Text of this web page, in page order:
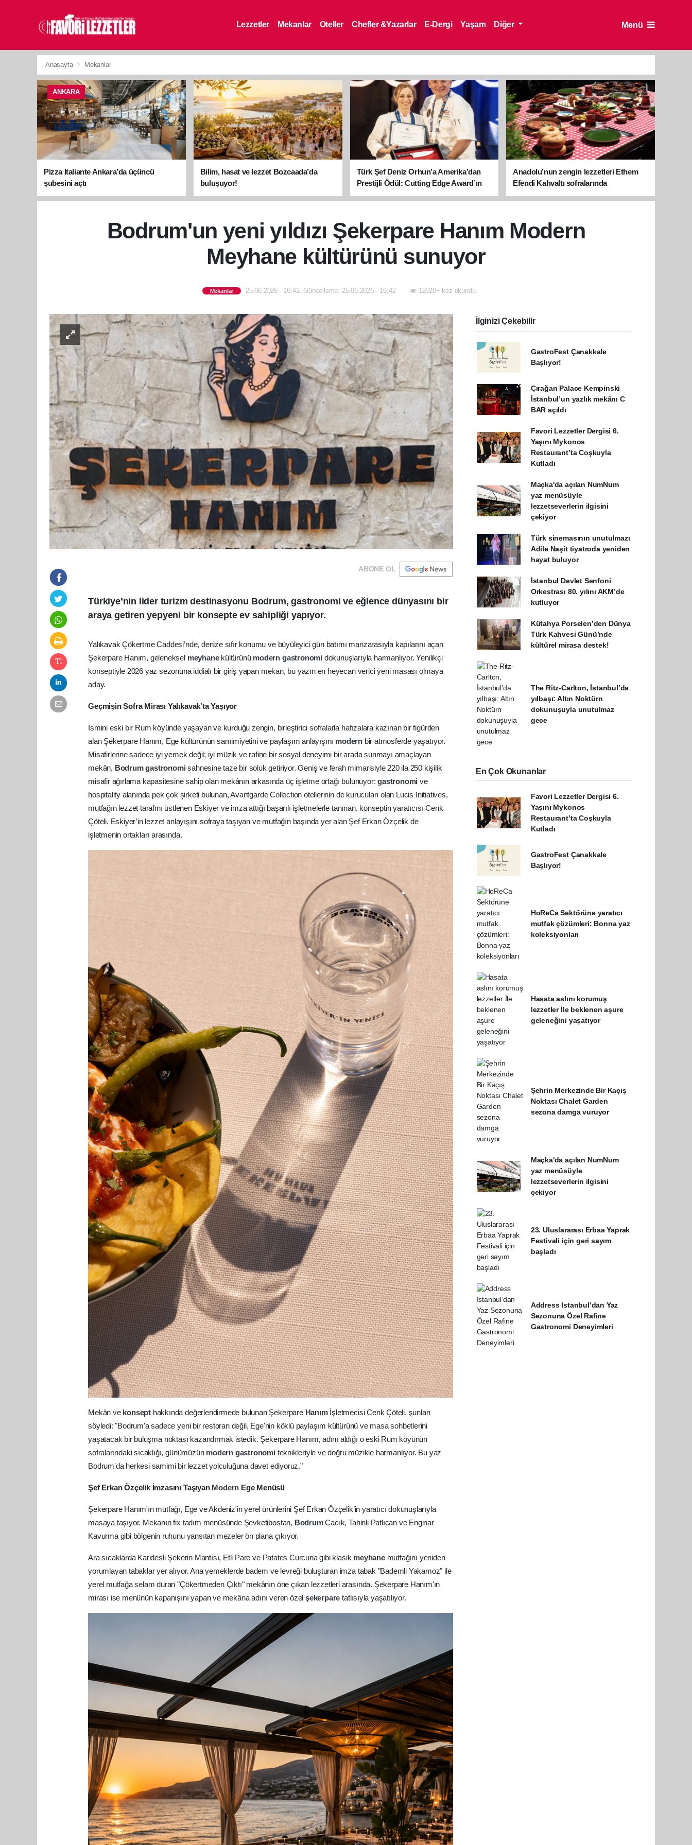
Lezzetler Mekanlar Oteller Chefler &Yazarlar E-Dergi Yaşam Diğer Menü
Anasayfa Mekanlar
ANKARA
Pizza Italiante Ankara’da üçüncü
şubesini açtı
Bilim, hasat ve lezzet Bozcaada’da
buluşuyor!
Türk Şef Deniz Orhun’a Amerika’dan
Prestijli Ödül: Cutting Edge Award’ın
sahibi oldu
Anadolu’nun zengin lezzetleri Ethem
Efendi Kahvaltı sofralarında
Bodrum'un yeni yıldızı Şekerpare Hanım Modern
Meyhane kültürünü sunuyor
Mekanlar 25.06.2026 - 16:42, Güncelleme: 25.06.2026 - 16:42 12620+ kez okundu.
ABONE OL
Türkiye’nin lider turizm destinasyonu Bodrum, gastronomi ve eğlence dünyasını bir
araya getiren yepyeni bir konsepte ev sahipliği yapıyor.
Yalıkavak Çökertme Caddesi’nde, denize sıfır konumu ve büyüleyici gün batımı manzarasıyla kapılarını açan
Şekerpare Hanım, geleneksel meyhane kültürünü modern gastronomi dokunuşlarıyla harmanlıyor. Yenilikçi
konseptiyle 2026 yaz sezonuna iddialı bir giriş yapan mekan, bu yazın en heyecan verici yeni masası olmaya
aday.
Geçmişin Sofra Mirası Yalıkavak'ta Yaşıyor
İsmini eski bir Rum köyünde yaşayan ve kurduğu zengin, birleştirici sofralarla hafızalara kazınan bir figürden
alan Şekerpare Hanım, Ege kültürünün samimiyetini ve paylaşım anlayışını modern bir atmosferde yaşatıyor.
Misafirlerine sadece iyi yemek değil; iyi müzik ve rafine bir sosyal deneyimi bir arada sunmayı amaçlayan
mekân, Bodrumgastronomisahnesine taze bir soluk getiriyor. Geniş ve ferah mimarisiyle 220 ila 250 kişilik
misafir ağırlama kapasitesine sahip olan mekânın arkasında üç işletme ortağı bulunuyor:gastronomive
hospitality alanında pek çok şirketi bulunan, Avantgarde Collection otellerinin de kurucuları olan Lucis Initiatives,
mutfağın lezzet tarafını üstlenen Eskiyer ve imza attığı başarılı işletmelerle tanınan, konseptin yaratıcısı Cenk
Çöteli. Eskiyer’in lezzet anlayışını sofraya taşıyan ve mutfağın başında yer alan Şef Erkan Özçelik de
işletmenin ortakları arasında.
Mekân ve konsept hakkında değerlendirmede bulunan Şekerpare Hanım İşletmecisi Cenk Çöteli, şunları
söyledi: "Bodrum'a sadece yeni bir restoran değil, Ege'nin köklü paylaşım kültürünü ve masa sohbetlerini
yaşatacak bir buluşma noktası kazandırmak istedik. Şekerpare Hanım, adını aldığı o eski Rum köyünün
sofralarındaki sıcaklığı, günümüzün modern gastronomi teknikleriyle ve doğru müzikle harmanlıyor. Bu yaz
Bodrum'da herkesi samimi bir lezzet yolculuğuna davet ediyoruz."
Şef Erkan Özçelik İmzasını Taşıyan Modern Ege Menüsü
Şekerpare Hanım'ın mutfağı, Ege ve Akdeniz'in yerel ürünlerini Şef Erkan Özçelik’in yaratıcı dokunuşlarıyla
masaya taşıyor. Mekanın fix tadım menüsünde Şevketibostan, BodrumCacık, Tahinli Patlıcan ve Enginar
Kavurma gibi bölgenin ruhunu yansıtan mezeler ön plana çıkıyor.
Ara sıcaklarda Karidesli Şekerin Mantısı, Etli Pare ve Patates Curcuna gibi klasik meyhane mutfağını yeniden
yorumlayan tabaklar yer alıyor. Ana yemeklerde badem ve levreği buluşturan imza tabak "Bademli Yakamoz" ile
yerel mutfağa selam duran "Çökertmeden Çıktı" mekânın öne çıkan lezzetleri arasında. Şekerpare Hanım'ın
mirası ise menünün kapanışını yapan ve mekâna adını veren özel şekerparetatlısıyla yaşatılıyor.
İlginizi Çekebilir
GastroFest Çanakkale
Başlıyor!
Çırağan Palace Kempinski
İstanbul’un yazlık mekânı C
BAR açıldı
Favori Lezzetler Dergisi 6.
Yaşını Mykonos
Restaurant’ta Coşkuyla
Kutladı
Maçka'da açılan NumNum
yaz menüsüyle
lezzetseverlerin ilgisini
çekiyor
Türk sinemasının unutulmazı
Adile Naşit tiyatroda yeniden
hayat buluyor
İstanbul Devlet Senfoni
Orkestrası 80. yılını AKM’de
kutluyor
Kütahya Porselen’den Dünya
Türk Kahvesi Günü’nde
kültürel mirasa destek!
The Ritz-Carlton, İstanbul’da
yılbaşı: Altın Noktürn
dokunuşuyla unutulmaz
gece
En Çok Okunanlar
Favori Lezzetler Dergisi 6.
Yaşını Mykonos
Restaurant’ta Coşkuyla
Kutladı
GastroFest Çanakkale
Başlıyor!
HoReCa Sektörüne yaratıcı
mutfak çözümleri: Bonna yaz
koleksiyonları
Hasata aslını korumuş
lezzetler İle beklenen aşure
geleneğini yaşatıyor
Şehrin Merkezinde Bir Kaçış
Noktası Chalet Garden
sezona damga vuruyor
Maçka'da açılan NumNum
yaz menüsüyle
lezzetseverlerin ilgisini
çekiyor
23. Uluslararası Erbaa Yaprak
Festivali için geri sayım
başladı
Address Istanbul’dan Yaz
Sezonuna Özel Rafine
Gastronomi Deneyimleri